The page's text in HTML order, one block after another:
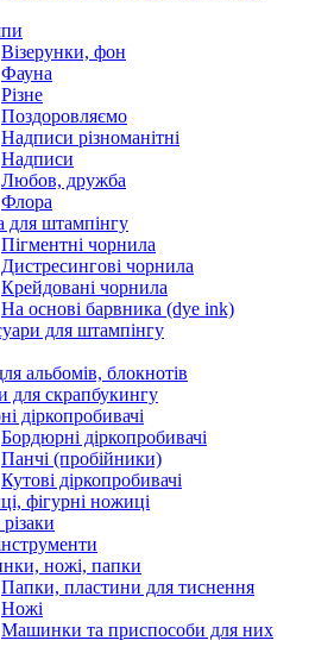
Візерунки, фон
Фауна
Різне
Поздоровляємо
Надписи різноманітні
Надписи
Любов, дружба
Флора
для штампінгу
Пігментні чорнила
Дистресингові чорнила
Крейдовані чорнила
На основі барвника (dye ink)
для штампінгу
альбомів, блокнотів
для скрапбукингу
діркопробивачі
Бордюрні діркопробивачі
Панчі (пробійники)
Кутові діркопробивачі
фігурні ножиці
ножі, папки
Папки, пластини для тиснення
Ножі
Машинки та приспособи для них